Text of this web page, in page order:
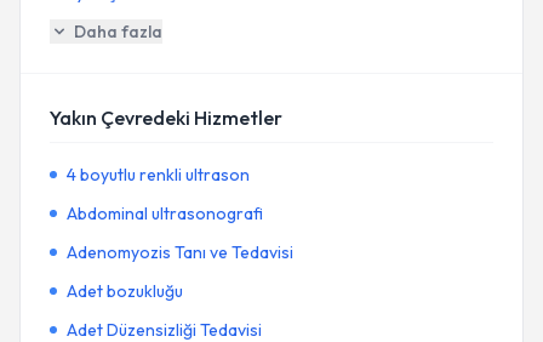
Daha fazla
Yakın Çevredeki Hizmetler
4 boyutlu renkli ultrason
Abdominal ultrasonografi
Adenomyozis Tanı ve Tedavisi
Adet bozukluğu
Adet Düzensizliği Tedavisi